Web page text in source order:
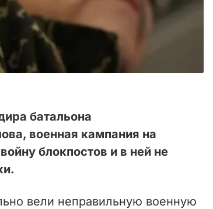
батальона
военная кампания на
блокпостов и в ней не
вели неправильную военную